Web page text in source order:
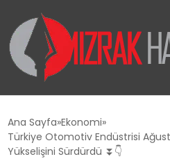
SIYASET
Ana Sayfa Ekonomi
Türkiye Otomotiv Endüstrisi
Yükselişini Sürdürdü ⏬👇